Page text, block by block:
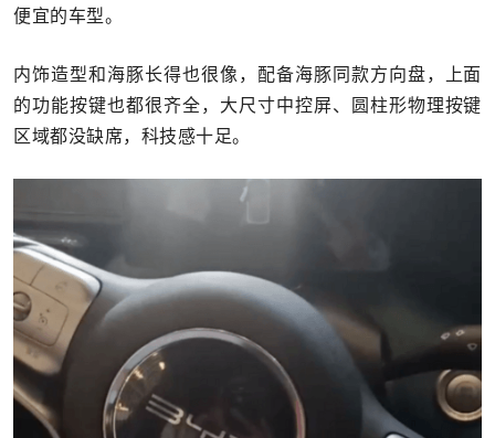
便宜的车型。
内饰造型和海豚长得也很像，配备海豚同款方向盘，上面
的功能按键也都很齐全，大尺寸中控屏、圆柱形物理按键
区域都没缺席，科技感十足。